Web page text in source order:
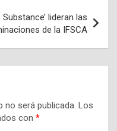
Substance’ lideran las
de la IFSCA
no será publicada. Los
con *